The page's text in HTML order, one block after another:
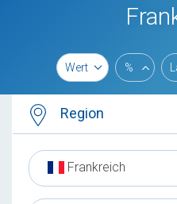
Wert %
Region
Frankreich